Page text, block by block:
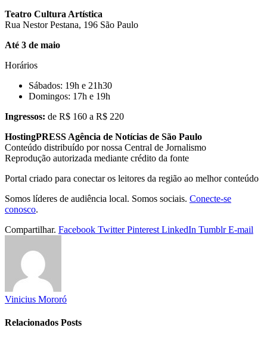
Teatro Cultura Artística
Rua Nestor Pestana, 196 São Paulo
Até 3 de maio
Horários
Sábados: 19h e 21h30
Domingos: 17h e 19h
Ingressos: de R$ 160 a R$ 220
HostingPRESS Agência de Notícias de São Paulo
Conteúdo distribuído por nossa Central de Jornalismo
Reprodução autorizada mediante crédito da fonte
Portal criado para conectar os leitores da região ao melhor conteúdo
Somos líderes de audiência local. Somos sociais. Conecte-se
conosco.
Compartilhar. Facebook Twitter Pinterest LinkedIn Tumblr E-mail
Vinicius Mororó
Relacionados Posts